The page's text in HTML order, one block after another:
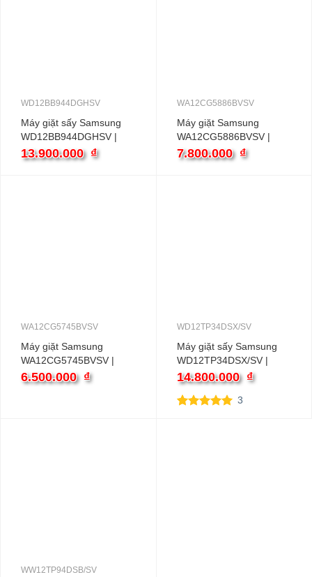
WD12BB944DGHSV
Máy giặt sấy Samsung
WD12BB944DGHSV |
12kg cửa ngang inverter
13.900.000 ₫
WA12CG5886BVSV
Máy giặt Samsung
WA12CG5886BVSV |
12kg cửa trên inverter
7.800.000 ₫
WA12CG5745BVSV
Máy giặt Samsung
WA12CG5745BVSV |
12kg cửa trên inverter
6.500.000 ₫
WD12TP34DSX/SV
Máy giặt sấy Samsung
WD12TP34DSX/SV |
12kg cửa ngang inverter
14.800.000 ₫
3
WW12TP94DSB/SV